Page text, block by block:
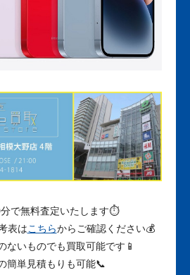
で無料査定いたします⏱
表はこちらからご確認ください💰
ないものでも買取可能です📱
簡単見積もりも可能📞